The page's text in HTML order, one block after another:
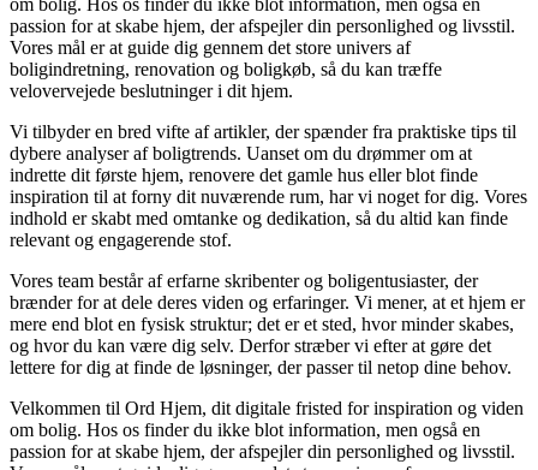
om bolig. Hos os finder du ikke blot information, men også en
passion for at skabe hjem, der afspejler din personlighed og livsstil.
Vores mål er at guide dig gennem det store univers af
boligindretning, renovation og boligkøb, så du kan træffe
velovervejede beslutninger i dit hjem.
Vi tilbyder en bred vifte af artikler, der spænder fra praktiske tips til
dybere analyser af boligtrends. Uanset om du drømmer om at
indrette dit første hjem, renovere det gamle hus eller blot finde
inspiration til at forny dit nuværende rum, har vi noget for dig. Vores
indhold er skabt med omtanke og dedikation, så du altid kan finde
relevant og engagerende stof.
Vores team består af erfarne skribenter og boligentusiaster, der
brænder for at dele deres viden og erfaringer. Vi mener, at et hjem er
mere end blot en fysisk struktur; det er et sted, hvor minder skabes,
og hvor du kan være dig selv. Derfor stræber vi efter at gøre det
lettere for dig at finde de løsninger, der passer til netop dine behov.
Velkommen til Ord Hjem, dit digitale fristed for inspiration og viden
om bolig. Hos os finder du ikke blot information, men også en
passion for at skabe hjem, der afspejler din personlighed og livsstil.